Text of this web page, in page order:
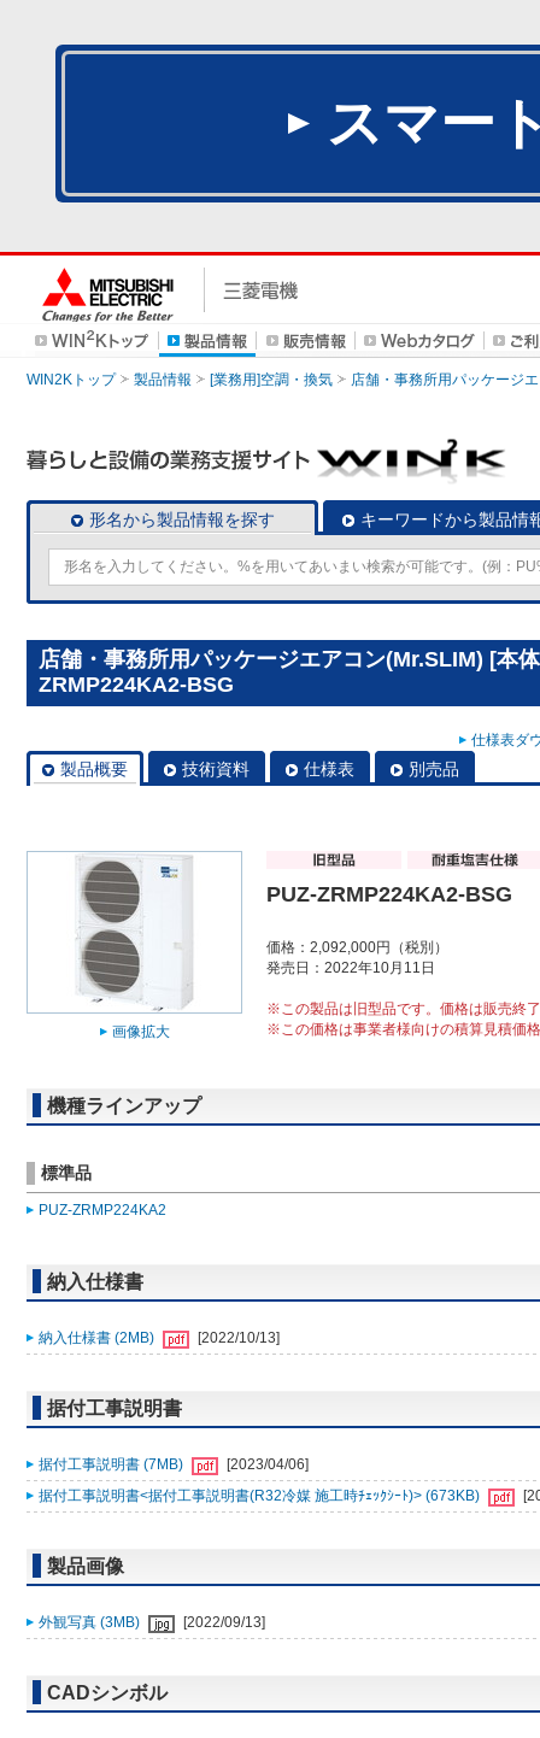
スマー
WIN2Kトップ 製品情報 [業務用]空調・換気 店舗・事務所用パッケージ
形名から製品情報を探す キーワードから製品情
店舗・事務所用パッケージエアコン(Mr.SLIM) [本
ZRMP224KA2-BSG
仕様表ダ
製品概要 技術資料 仕様表 別売品
画像拡大
PUZ-ZRMP224KA2-BSG
価格：2,092,000円（税別）
発売日：2022年10月11日
※この製品は旧型品です。価格は販売終
※この価格は事業者様向けの積算見積価
機種ラインアップ
標準品
PUZ-ZRMP224KA2
納入仕様書
納入仕様書 (2MB) [2022/10/13]
据付工事説明書
据付工事説明書 (7MB)
[2023/04/06]
据付工事説明書<据付工事説明書(R32冷媒 施工時ﾁｪｯｸｼｰﾄ)> (673KB)
製品画像
外観写真 (3MB) [2022/09/13]
CADシンボル